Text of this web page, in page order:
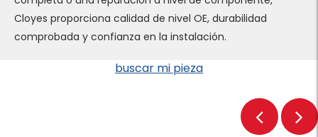
Cloyes proporciona calidad de nivel OE, durabilidad
comprobada y confianza en la instalación.
buscar mi pieza